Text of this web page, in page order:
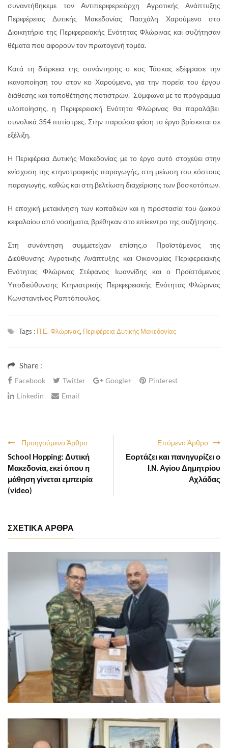
συναντήθηκεμε τον Αντιπεριφερειάρχη Αγροτικής Ανάπτυξης
Περιφέρειας Δυτικής Μακεδονίας Πασχάλη Χαρούμενο στο
Διοικητήριο της Περιφερειακής Ενότητας Φλώρινας και συζήτησαν
θέματα που αφορούν τον πρωτογενή τομέα.
Κατά τη διάρκεια της συνάντησης ο κος Τάσκας εξέφρασε την
ικανοποίηση του στον κο Χαρούμενο, για την πορεία του έργου
διάθεσης και τοποθέτησης ποτιστρών. Σύμφωνα με το πρόγραμμα
υλοποίησης, η Περιφερειακή Ενότητα Φλώρινας θα παραλάβει
συνολικά 354 ποτίστρες. Στην παρούσα φάση το έργο βρίσκεται σε
εξέλιξη.
Η Περιφέρεια Δυτικής Μακεδονίας με το έργο αυτό στοχεύει στην
ενίσχυση της κτηνοτροφικής παραγωγής, στη μείωση του κόστους
παραγωγής, καθώς και στη βελτίωση διαχείρισης των βοσκοτόπων.
Η εποχική μετακίνηση των κοπαδιών και η προστασία του ζωικού
κεφαλαίου από νοσήματα, βρέθηκαν στο επίκεντρο της συζήτησης.
Στη συνάντηση συμμετείχαν επίσης,ο Προϊστάμενος της
Διεύθυνσης Αγροτικής Ανάπτυξης και Οικονομίας Περιφερειακής
Ενότητας Φλώρινας Στέφανος Ιωαννίδης και ο Προϊστάμενος
Υποδιεύθυνσης Κτηνιατρικής Περιφερειακής Ενότητας Φλώρινας
Κωνσταντίνος Ραπτόπουλος.
Tags : Π.Ε. Φλώρινας, Περιφέρεια Δυτικής Μακεδονίας
Share :
Facebook Twitter Google+
Pinterest
Linkedin
Email
Επόμενο Άρθρο
Εορτάζει και πανηγυρίζει ο
Ι.Ν. Αγίου Δημητρίου
Αχλάδας
Προηγούμενο Άρθρο
School Hopping: Δυτική
Μακεδονία, εκεί όπου η
μάθηση γίνεται εμπειρία
(video)
ΣΧΕΤΙΚΑ ΑΡΘΡΑ